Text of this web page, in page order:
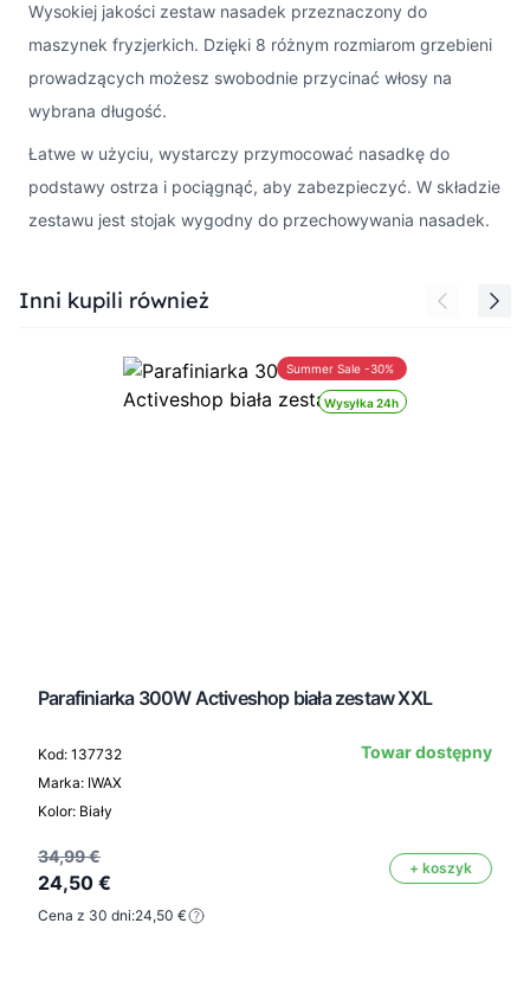
Wysokiej jakości zestaw nasadek przeznaczony do
maszynek fryzjerkich. Dzięki 8 różnym rozmiarom grzebieni
prowadzących możesz swobodnie przycinać włosy na
wybrana długość.
Łatwe w użyciu, wystarczy przymocować nasadkę do
podstawy ostrza i pociągnąć, aby zabezpieczyć. W składzie
zestawu jest stojak wygodny do przechowywania nasadek.
Press to skip carousel
Inni kupili również
Wysyłka 24h
Summer Sale -30%
Parafiniarka 300W Activeshop biała zestaw XXL
Kod: 137732
Marka: IWAX
Kolor: Biały
Towar dostępny
34,99 €
24,50 €
+ koszyk
Cena z 30 dni:24,50 €